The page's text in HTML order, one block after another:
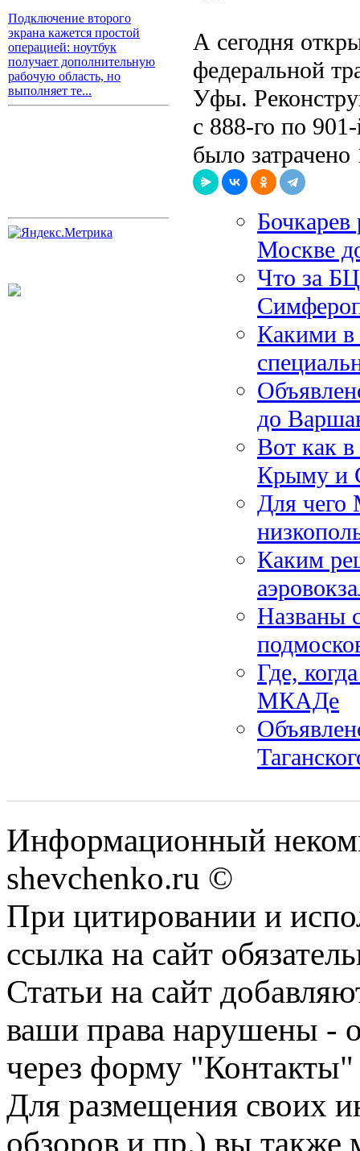
Подключение второго
экрана кажется простой
операцией: ноутбук
получает дополнительную
рабочую область, но
выполняет те...
А сегодня
федеральной
Уфы.
с 888-го по
было
Бочкарев
Москве
Что за
Какими в
до
Вот как
Крыму и
Для чего
Каким
Названы
Где,
МКАДе
Информационный
shevchenko.ru ©
При цитировании и
ссылка на сайт
Статьи на сайт
ваши права нарушены -
через форму "Контакты"
Для размещения своих
обзоров и пр.) вы также